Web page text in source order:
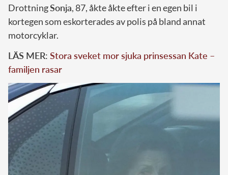
DrottningSonja, 87, åkte åkte efter i en egen bil i
kortegen som eskorterades av polis på bland annat
motorcyklar.
LÄS MER: Stora sveket mor sjuka prinsessan Kate –
familjen rasar